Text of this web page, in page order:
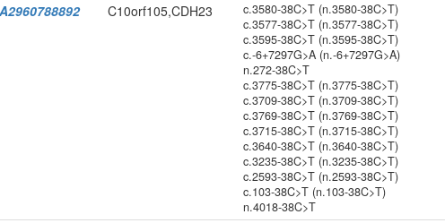
C10orf105,CDH23
c.3580-38C>T (n.3580-38C>T)
c.3577-38C>T (n.3577-38C>T)
c.3595-38C>T (n.3595-38C>T)
c.-6+7297G>A (n.-6+7297G>A)
n.272-38C>T
c.3775-38C>T (n.3775-38C>T)
c.3709-38C>T (n.3709-38C>T)
c.3769-38C>T (n.3769-38C>T)
c.3715-38C>T (n.3715-38C>T)
c.3640-38C>T (n.3640-38C>T)
c.3235-38C>T (n.3235-38C>T)
c.2593-38C>T (n.2593-38C>T)
c.103-38C>T (n.103-38C>T)
n.4018-38C>T